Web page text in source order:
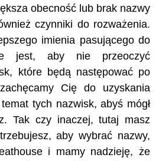
obecność lub brak nazwy
czynniki do rozważenia.
imienia pasującego do
jest, aby nie przeoczyć
które będą następować po
Cię do uzyskania
tych nazwisk, abyś mógł
Tak czy inaczej, tutaj masz
aby wybrać nazwy,
i mamy nadzieję, że